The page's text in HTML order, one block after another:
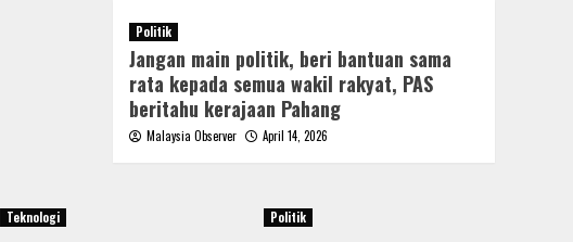
Politik
Jangan main politik, beri bantuan sama
rata kepada semua wakil rakyat, PAS
beritahu kerajaan Pahang
Malaysia Observer April 14, 2026
Teknologi Politik